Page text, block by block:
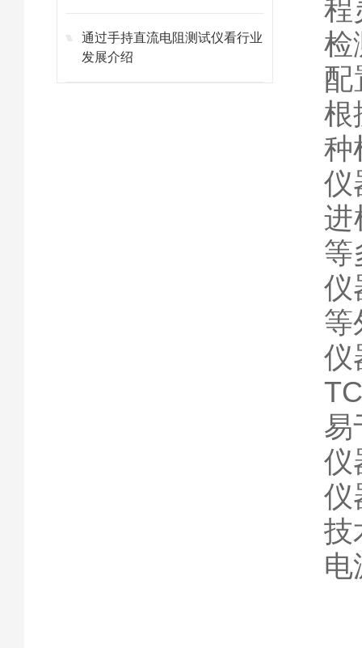
通过手持直流电阻测试仪看行业
发展介绍
程
检
配
根
种
仪
进
等
仪
等
仪
易
仪
仪
技
电